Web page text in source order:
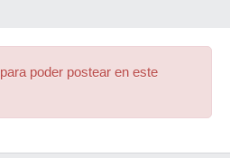
para poder postear en este